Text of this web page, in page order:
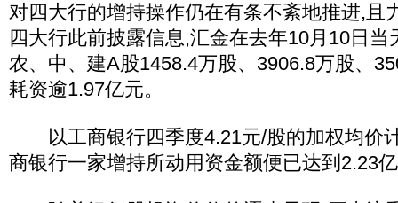
对四大行的增持操作仍在有条不紊地推进,且
四大行此前披露信息,汇金在去年10月10日当
农、中、建A股1458.4万股、3906.8万股、
耗资逾1.97亿元。
以工商银行四季度4.21元/股的加权均价
商银行一家增持所动用资金额便已达到2.23